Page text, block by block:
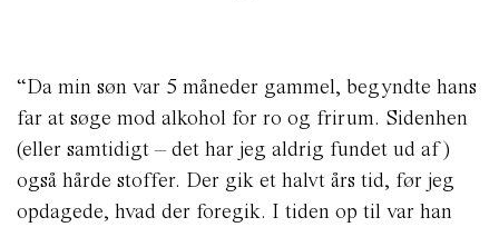
“Da min søn var 5 måneder gammel, begyndte hans
far at søge mod alkohol for ro og frirum. Sidenhen
(eller samtidigt – det har jeg aldrig fundet ud af)
også hårde stoffer. Der gik et halvt års tid, før jeg
opdagede, hvad der foregik. I tiden op til var han